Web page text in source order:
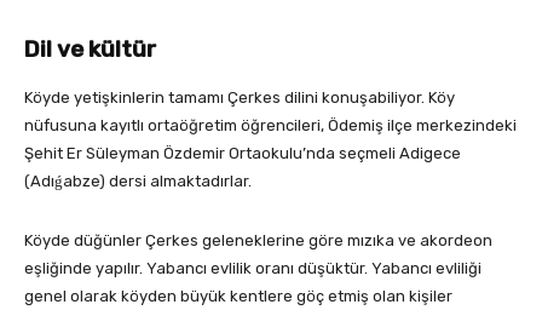
Dil ve kültür
Köyde yetişkinlerin tamamı Çerkes dilini konuşabiliyor. Köy
nüfusuna kayıtlı ortaöğretim öğrencileri, Ödemiş ilçe merkezindeki
Şehit Er Süleyman Özdemir Ortaokulu’nda seçmeli Adigece
(Adıǵabze) dersi almaktadırlar.
Köyde düğünler Çerkes geleneklerine göre mızıka ve akordeon
eşliğinde yapılır. Yabancı evlilik oranı düşüktür. Yabancı evliliği
genel olarak köyden büyük kentlere göç etmiş olan kişiler